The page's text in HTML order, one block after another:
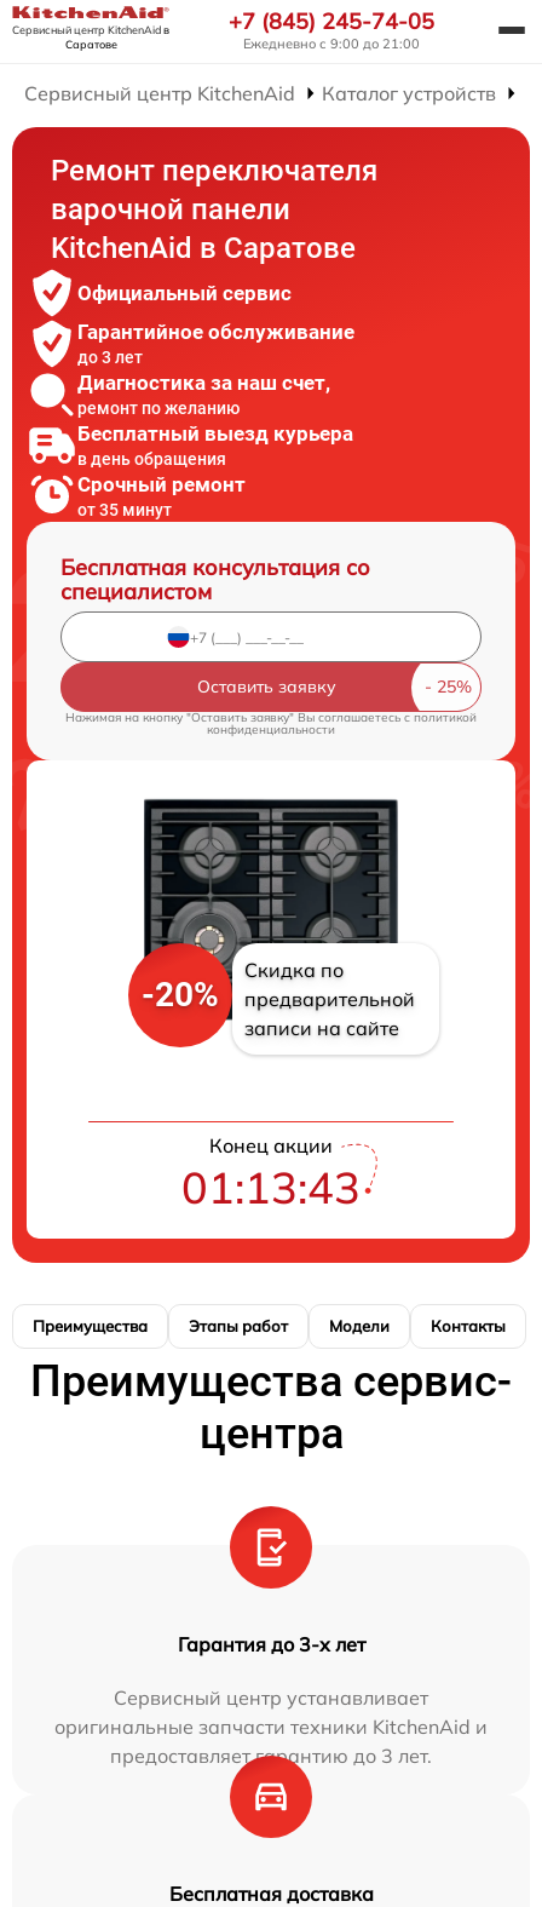
Сервисный центр KitchenAidв
Саратове
+7 (845) 245-74-05
Ежедневно с 9:00 до 21:00
Сервисный центр KitchenAid Каталог устройств
Ремонт переключателя
варочной панели
KitchenAid в Саратове
Официальный сервис
Гарантийное обслуживание
до 3 лет
Диагностика за наш счет,
ремонт по желанию
Бесплатный выезд курьера
в день обращения
Срочный ремонт
от 35 минут
Бесплатная консультация со
специалистом
Оставить заявку
Нажимая на кнопку "Оставить заявку" Вы соглашаетесь cполитикой
конфиденциальности
-20%
Скидка по
предварительной
записи на сайте
Конец акции
01:13:42
Преимущества Этапы работ Модели Контакты
Преимущества сервис-
центра
Гарантия до 3-х лет
Сервисный центр устанавливает
оригинальные запчасти техники KitchenAid и
предоставляет гарантию до 3 лет.
Бесплатная доставка